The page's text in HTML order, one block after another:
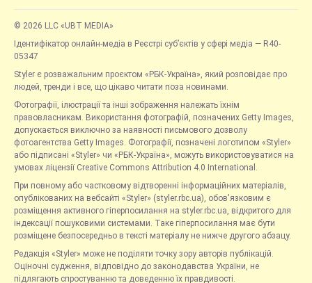
© 2026 LLC «UBT MEDIA»
Ідентифікатор онлайн-медіа в Реєстрі суб’єктів у сфері медіа — R40-
05347
Styler є розважальним проєктом «РБК-Україна», який розповідає про
людей, тренди і все, що цікаво читати поза новинами.
Фотографії, ілюстрації та інші зображення належать їхнім
правовласникам. Використання фотографій, позначених Getty Images,
допускається виключно за наявності письмового дозволу
фотоагентства Getty Images. Фотографії, позначені логотипом «Styler»
або підписані «Styler» чи «РБК-Україна», можуть використовуватися на
умовах ліцензії Creative Commons Attribution 4.0 International.
При повному або частковому відтворенні інформаційних матеріалів,
опублікованих на вебсайті «Styler» (styler.rbc.ua), обов'язковим є
розміщення активного гіперпосилання на styler.rbc.ua, відкритого для
індексації пошуковими системами. Таке гіперпосилання має бути
розміщене безпосередньо в тексті матеріалу не нижче другого абзацу.
Редакція «Styler» може не поділяти точку зору авторів публікацій.
Оціночні судження, відповідно до законодавства України, не
підлягають спростуванню та доведенню їх правдивості.